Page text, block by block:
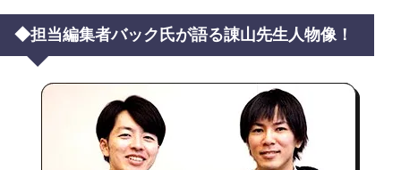
◆担当編集者バック氏が語る諌山先生人物像！